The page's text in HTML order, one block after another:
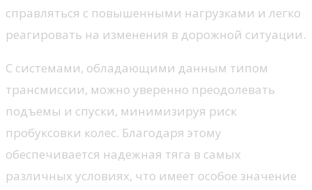
справляться с повышенными нагрузками и легко
реагировать на изменения в дорожной ситуации.
С системами, обладающими данным типом
трансмиссии, можно уверенно преодолевать
подъемы и спуски, минимизируя риск
пробуксовки колес. Благодаря этому
обеспечивается надежная тяга в самых
различных условиях, что имеет особое значение